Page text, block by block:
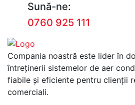
Sună-ne:
0760 925 111
Compania noastră este lider în
întreținerii sistemelor de aer
fiabile și eficiente pentru clienții
comerciali.